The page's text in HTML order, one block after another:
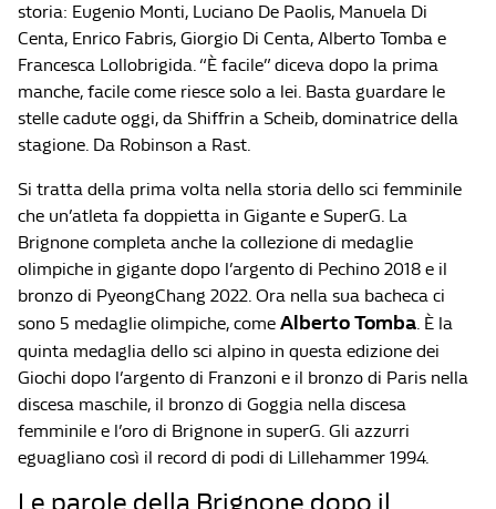
storia: Eugenio Monti, Luciano De Paolis, Manuela Di
Centa, Enrico Fabris, Giorgio Di Centa, Alberto Tomba e
Francesca Lollobrigida. “È facile” diceva dopo la prima
manche, facile come riesce solo a lei. Basta guardare le
stelle cadute oggi, da Shiffrin a Scheib, dominatrice della
stagione. Da Robinson a Rast.
Si tratta della prima volta nella storia dello sci femminile
che un’atleta fa doppietta in Gigante e SuperG. La
Brignone completa anche la collezione di medaglie
olimpiche in gigante dopo l’argento di Pechino 2018 e il
bronzo di PyeongChang 2022. Ora nella sua bacheca ci
sono 5 medaglie olimpiche, come Alberto Tomba. È la
quinta medaglia dello sci alpino in questa edizione dei
Giochi dopo l’argento di Franzoni e il bronzo di Paris nella
discesa maschile, il bronzo di Goggia nella discesa
femminile e l’oro di Brignone in superG. Gli azzurri
eguagliano così il record di podi di Lillehammer 1994.
Le parole della Brignone dopo il